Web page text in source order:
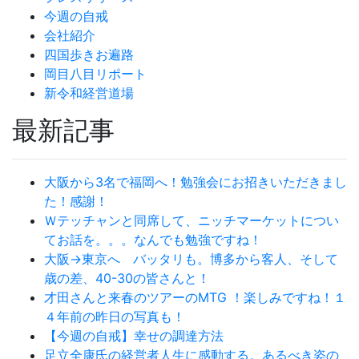
今週の自戒
会社紹介
四国歩きお遍路
岡目八目リポート
新令和経営道場
最新記事
大阪から3名で福岡へ！勉強会にお招きいただきまし
た！感謝！
Ｗテッチャンと同席して、ニッチマーケットについ
てお話を。。。なんでも勉強ですね！
大阪→東京へ バッタリも。博多から客人、そして
歳の差、40-30の皆さんと！
才田さんと来春のツアーのMTG ！楽しみですね！１
４年前の昨日の写真も！
【今週の自戒】幸せの調達方法
足立全康氏の経営者人生に感動する。あるべき姿の